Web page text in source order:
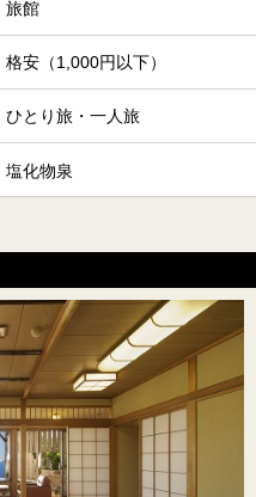
旅館
格安（1,000円以下）
ひとり旅・一人旅
塩化物泉